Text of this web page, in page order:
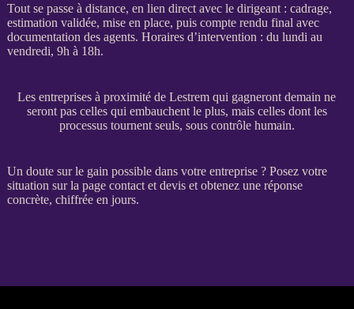
Tout se passe à distance, en lien direct avec le dirigeant : cadrage,
estimation validée, mise en place, puis compte rendu final avec
documentation des agents. Horaires d’intervention : du lundi au
vendredi, 9h à 18h.
Les entreprises à proximité de Lestrem qui gagneront demain ne
seront pas celles qui embauchent le plus, mais celles dont les
processus tournent seuls, sous contrôle humain.
Un doute sur le gain possible dans votre entreprise ? Posez votre
situation sur la page contact et deviset obtenez une réponse
concrète, chiffrée en jours.